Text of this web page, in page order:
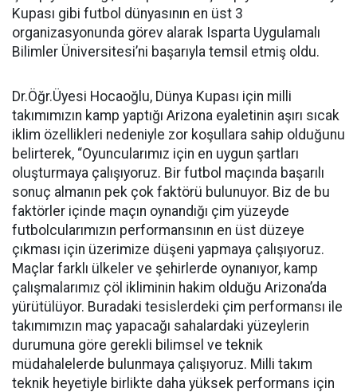
Kupası gibi futbol dünyasının en üst 3
organizasyonunda görev alarak Isparta Uygulamalı
Bilimler Üniversitesi’ni başarıyla temsil etmiş oldu.
Dr.Öğr.Üyesi Hocaoğlu, Dünya Kupası için milli
takımımızın kamp yaptığı Arizona eyaletinin aşırı sıcak
iklim özellikleri nedeniyle zor koşullara sahip olduğunu
belirterek, “Oyuncularımız için en uygun şartları
oluşturmaya çalışıyoruz. Bir futbol maçında başarılı
sonuç almanın pek çok faktörü bulunuyor. Biz de bu
faktörler içinde maçın oynandığı çim yüzeyde
futbolcularımızın performansının en üst düzeye
çıkması için üzerimize düşeni yapmaya çalışıyoruz.
Maçlar farklı ülkeler ve şehirlerde oynanıyor, kamp
çalışmalarımız çöl ikliminin hakim olduğu Arizona’da
yürütülüyor. Buradaki tesislerdeki çim performansı ile
takımımızın maç yapacağı sahalardaki yüzeylerin
durumuna göre gerekli bilimsel ve teknik
müdahalelerde bulunmaya çalışıyoruz. Milli takım
teknik heyetiyle birlikte daha yüksek performans için